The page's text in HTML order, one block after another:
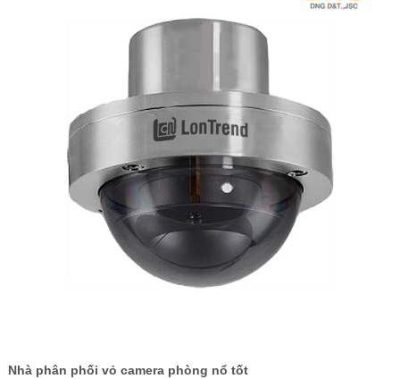
Nhà phân phối vỏ camera phòng nổ tốt